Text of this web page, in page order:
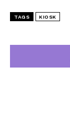
TAGS KIOSK